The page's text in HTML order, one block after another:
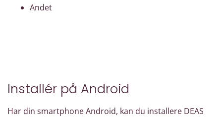
Andet
Installér på Android
Har din smartphone Android, kan du installere DEAS